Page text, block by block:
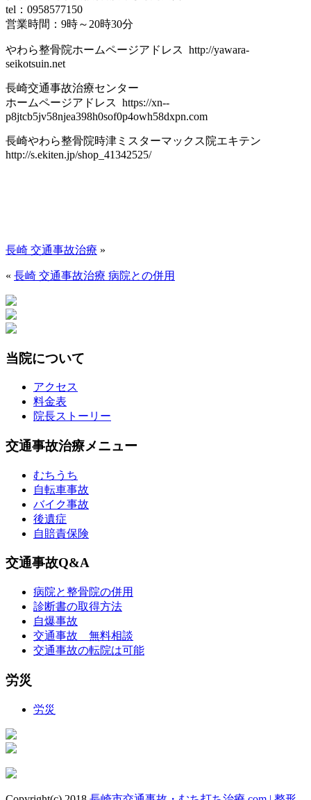
tel：0958577150
営業時間：9時～20時30分
やわら整骨院ホームページアドレス http://yawara-
seikotsuin.net
長崎交通事故治療センター
ホームページアドレス https://xn--
p8jtcb5jv58njea398h0sof0p4owh58dxpn.com
長崎やわら整骨院時津ミスターマックス院エキテン
http://s.ekiten.jp/shop_41342525/
長崎 交通事故治療 »
« 長崎 交通事故治療 病院との併用
当院について
アクセス
料金表
院長ストーリー
交通事故治療メニュー
むちうち
自転車事故
バイク事故
後遺症
自賠責保険
交通事故Q&A
病院と整骨院の併用
診断書の取得方法
自爆事故
交通事故 無料相談
交通事故の転院は可能
労災
労災